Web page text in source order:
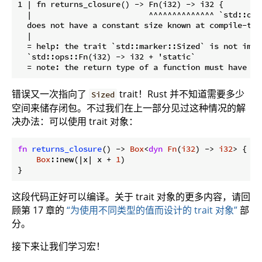
1 | fn returns_closure() -> Fn(i32) -> i32 {
|                         ^^^^^^^^^^^^^^
does not have a constant size known at compile-
  |
= help: the trait `std::marker::Sized` is not
  `std::ops::Fn(i32) -> i32 + 'static`
错误又一次指向了 Sized trait！Rust 并不知道需要多少
空间来储存闭包。不过我们在上一部分见过这种情况的解
决办法：可以使用 trait 对象：
fn returns_closure() -> Box<dyn Fn(i32) -> i32> {
Box::new(|x| x + 1)
这段代码正好可以编译。关于 trait 对象的更多内容，请回
顾第 17 章的 “为使用不同类型的值而设计的 trait 对象”部
分。
接下来让我们学习宏！